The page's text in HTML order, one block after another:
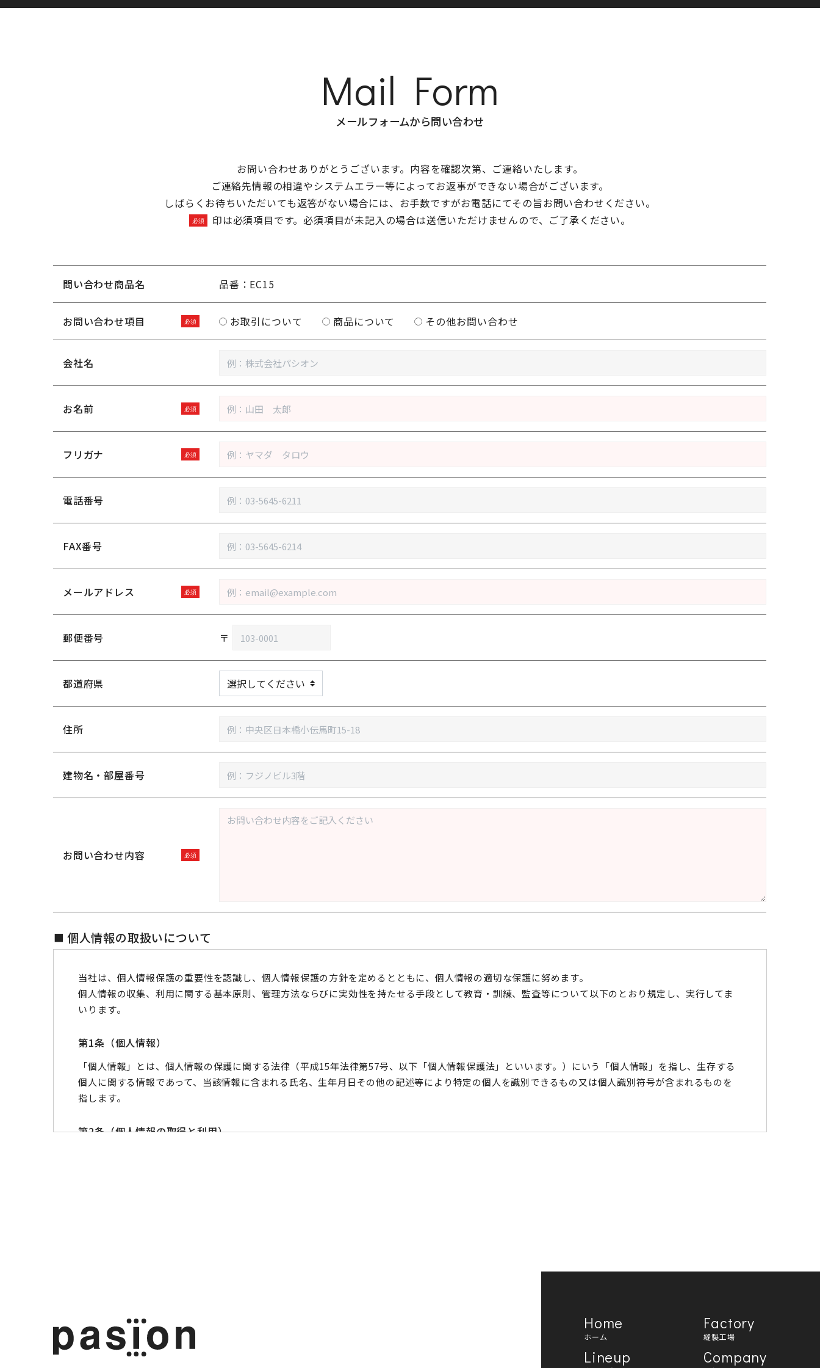
Mail Form
メールフォームから問い合わせ
お問い合わせありがとうございます。内容を確認次第、ご連絡いたします。
ご連絡先情報の相違やシステムエラー等によってお返事ができない場合がございます。
しばらくお待ちいただいても返答がない場合には、お手数ですがお電話にてその旨お問い合わせください。
印は必須項目です。必須項目が未記入の場合は送信いただけませんので、ご了承ください。
問い合わせ商品名 品番：EC15
お問い合わせ項目 お取引について 商品について その他お問い合わせ
会社名
お名前
フリガナ
電話番号
FAX番号
メールアドレス
郵便番号 〒
都道府県
住所
建物名・部屋番号
お問い合わせ内容
個人情報の取扱いについて
当社は、個人情報保護の重要性を認識し、個人情報保護の方針を定めるとともに、個人情報の適切な保護に努めます。
個人情報の収集、利用に関する基本原則、管理方法ならびに実効性を持たせる手段として教育・訓練、監査等について以下のとおり規定し、実行してま
いります。
第1条（個人情報）
「個人情報」とは、個人情報の保護に関する法律（平成15年法律第57号、以下「個人情報保護法」といいます。）にいう「個人情報」を指し、生存する
個人に関する情報であって、当該情報に含まれる氏名、生年月日その他の記述等により特定の個人を識別できるもの又は個人識別符号が含まれるものを
指します。
第2条（個人情報の取得と利用）
個人情報の利用目的について変更を行った際は、変更後の目的について当社所定の方法によってユーザーに通知し、加えてWebサイト上にも公表するも
のとします。
Home
ホーム
Lineup
Factory
縫製工場
Company